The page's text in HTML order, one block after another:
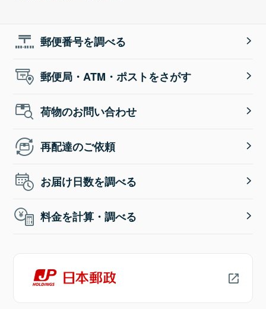
郵便番号を調べる
郵便局・ATM・ポストをさがす
荷物のお問い合わせ
再配達のご依頼
お届け日数を調べる
料金を計算・調べる